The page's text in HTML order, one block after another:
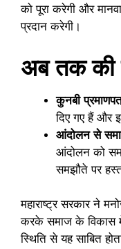
को पूरा करेगी और
प्रदान करेगी।
अब तक की
कुनबी
दिए गए हैं और
आंदोलन से
आंदोलन को
समझौते पर
महाराष्ट्र सरकार ने
करके समाज के विकास
स्थिति से यह साबित